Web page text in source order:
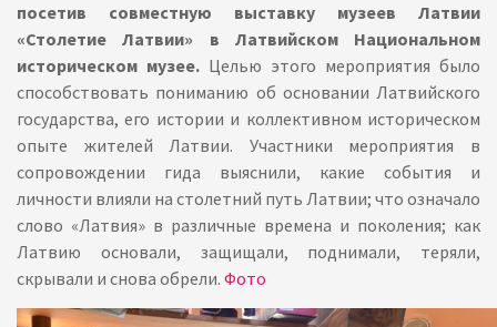
посетив совместную выставку музеев Латвии
«Столетие Латвии» в Латвийском Национальном
историческом музее. Целью этого мероприятия было
способствовать пониманию об основании Латвийского
государства, его истории и коллективном историческом
опыте жителей Латвии. Участники мероприятия в
сопровождении гида выяснили, какие события и
личности влияли на столетний путь Латвии; что означало
слово «Латвия» в различные времена и поколения; как
Латвию основали, защищали, поднимали, теряли,
скрывали и снова обрели. Фото